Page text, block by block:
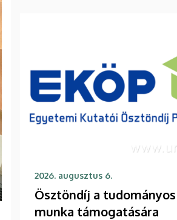
2026. augusztus 6.
Ösztöndíj a tudományos
munka támogatására